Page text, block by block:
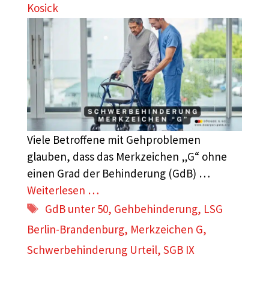
Kosick
Viele Betroffene mit Gehproblemen
glauben, dass das Merkzeichen „G“ ohne
einen Grad der Behinderung (GdB) …
Weiterlesen …
Schlagwörter
GdB unter 50, Gehbehinderung, LSG
Berlin-Brandenburg, Merkzeichen G,
Schwerbehinderung Urteil, SGB IX